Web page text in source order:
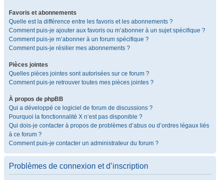
Favoris et abonnements
Quelle est la différence entre les favoris et les abonnements ?
Comment puis-je ajouter aux favoris ou m’abonner à un sujet spécifique ?
Comment puis-je m’abonner à un forum spécifique ?
Comment puis-je résilier mes abonnements ?
Pièces jointes
Quelles pièces jointes sont autorisées sur ce forum ?
Comment puis-je retrouver toutes mes pièces jointes ?
À propos de phpBB
Qui a développé ce logiciel de forum de discussions ?
Pourquoi la fonctionnalité X n’est pas disponible ?
Qui dois-je contacter à propos de problèmes d’abus ou d’ordres légaux liés
à ce forum ?
Comment puis-je contacter un administrateur du forum ?
Problèmes de connexion et d’inscription